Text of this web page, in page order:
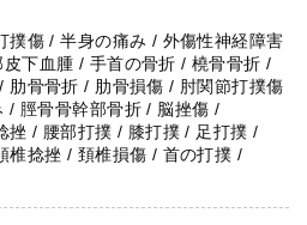
撲傷 / 半身の痛み / 外傷性神経障害
下血腫 / 手首の骨折 / 橈骨骨折 /
肋骨骨折 / 肋骨損傷 / 肘関節打撲傷
/ 脛骨骨幹部骨折 / 脳挫傷 /
挫 / 腰部打撲 / 膝打撲 / 足打撲 /
椎捻挫 / 頚椎損傷 / 首の打撲 /